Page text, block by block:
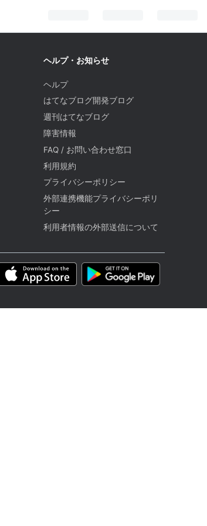
ヘルプ・お知らせ
ヘルプ
はてなブログ開発ブログ
週刊はてなブログ
障害情報
FAQ / お問い合わせ窓口
利用規約
プライバシーポリシー
外部連携機能プライバシーポリ
シー
利用者情報の外部送信について